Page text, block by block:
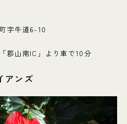
字牛道6-10
郡山南IC」より車で10分
アンズ